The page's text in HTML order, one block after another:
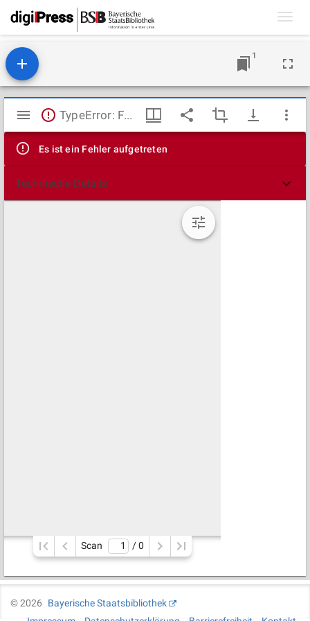
1
Mirador
Viewer
TypeError: Failed to fetch
Es ist ein Fehler aufgetreten
Technische Details
Scan / 0
©2026
Bayerische Staatsbibliothek